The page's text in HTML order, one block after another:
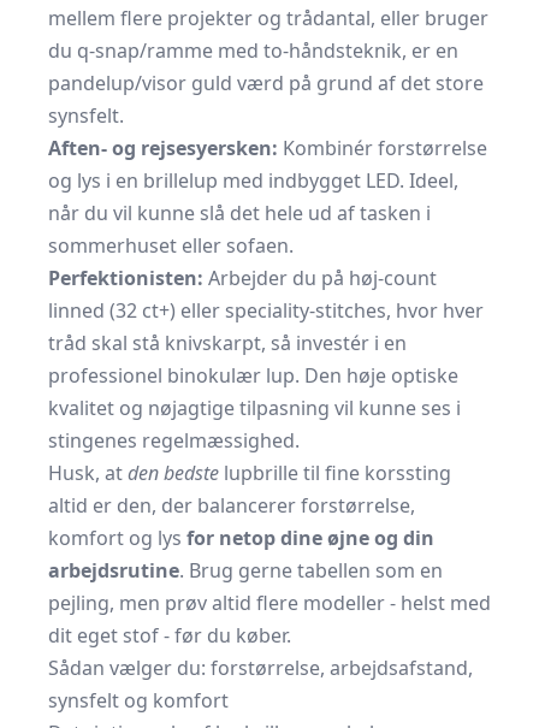
mellem flere projekter og trådantal, eller bruger
du q-snap/ramme med to-håndsteknik, er en
pandelup/visor guld værd på grund af det store
synsfelt.
Aften- og rejsesyersken: Kombinér forstørrelse
og lys i en brillelup med indbygget LED. Ideel,
når du vil kunne slå det hele ud af tasken i
sommerhuset eller sofaen.
Perfektionisten: Arbejder du på høj-count
linned (32 ct+) eller speciality-stitches, hvor hver
tråd skal stå knivskarpt, så investér i en
professionel binokulær lup. Den høje optiske
kvalitet og nøjagtige tilpasning vil kunne ses i
stingenes regelmæssighed.
Husk, atden bedste lupbrille til fine korssting
altid er den, der balancerer forstørrelse,
komfort og lys for netop dine øjne og din
arbejdsrutine. Brug gerne tabellen som en
pejling, men prøv altid flere modeller - helst med
dit eget stof - før du køber.
Sådan vælger du: forstørrelse, arbejdsafstand,
synsfelt og komfort